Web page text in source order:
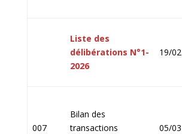
Liste des
délibérations N°1-
2026
19/02
007
Bilan des
transactions
05/03